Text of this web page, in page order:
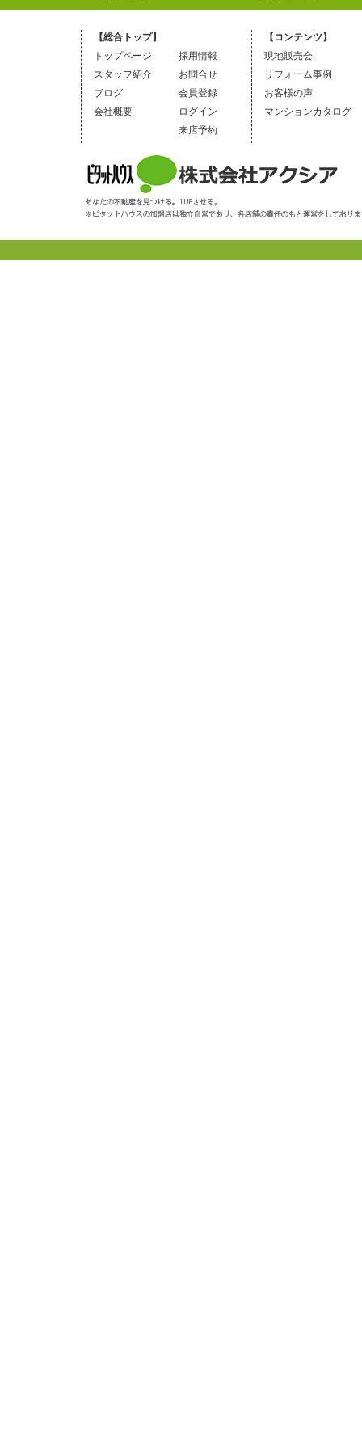
【総合トップ】
トップページ
スタッフ紹介
ブログ
会社概要
採用情報
お問合せ
会員登録
ログイン
来店予約
【コンテンツ】
現地販売会
リフォーム事例
お客様の声
マンションカタログ